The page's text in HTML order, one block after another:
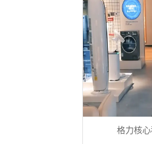
格力核